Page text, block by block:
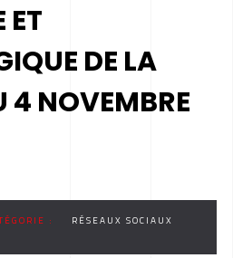
ET
DE LA
4 NOVEMBRE
:
RÉSEAUX SOCIAUX